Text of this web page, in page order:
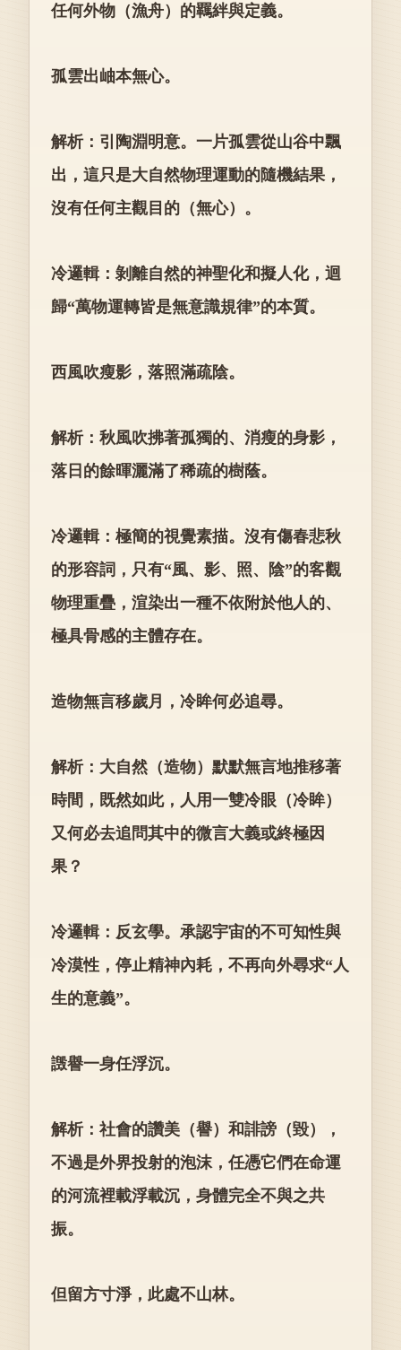
任何外物（漁舟）的羈絆與定義。
孤雲出岫本無心。
解析：引陶淵明意。一片孤雲從山谷中飄
出，這只是大自然物理運動的隨機結果，
沒有任何主觀目的（無心）。
冷邏輯：剝離自然的神聖化和擬人化，迴
歸“萬物運轉皆是無意識規律”的本質。
西風吹瘦影，落照滿疏陰。
解析：秋風吹拂著孤獨的、消瘦的身影，
落日的餘暉灑滿了稀疏的樹蔭。
冷邏輯：極簡的視覺素描。沒有傷春悲秋
的形容詞，只有“風、影、照、陰”的客觀
物理重疊，渲染出一種不依附於他人的、
極具骨感的主體存在。
造物無言移歲月，冷眸何必追尋。
解析：大自然（造物）默默無言地推移著
時間，既然如此，人用一雙冷眼（冷眸）
又何必去追問其中的微言大義或終極因
果？
冷邏輯：反玄學。承認宇宙的不可知性與
冷漠性，停止精神內耗，不再向外尋求“人
生的意義”。
譭譽一身任浮沉。
解析：社會的讚美（譽）和誹謗（毀），
不過是外界投射的泡沫，任憑它們在命運
的河流裡載浮載沉，身體完全不與之共
振。
但留方寸淨，此處不山林。